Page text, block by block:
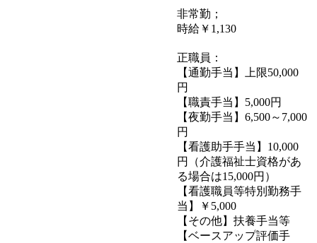
非常勤；
時給￥1,130
正職員：
【通勤手当】上限50,000
円
【職責手当】5,000円
【夜勤手当】6,500～7,000
円
【看護助手手当】10,000
円（介護福祉士資格があ
る場合は15,000円）
【看護職員等特別勤務手
当】￥5,000
【その他】扶養手当等
【ベースアップ評価手